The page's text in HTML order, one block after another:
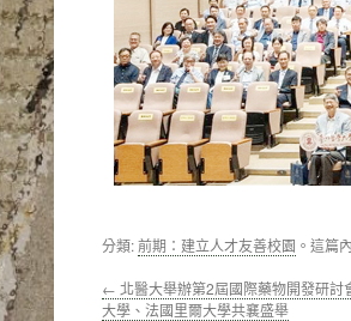
分類:前期：建立人才友善校園 。這篇
← 北醫大舉辦第2屆國際藥物開發研討
大學、法國里爾大學共襄盛舉